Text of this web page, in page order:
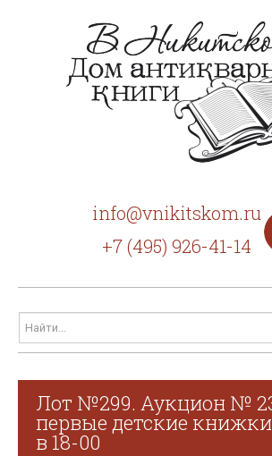
info@vnikitskom.ru
+7 (495) 926-41-14
Лот №299. Аукцион №
первые детские
в 18-00